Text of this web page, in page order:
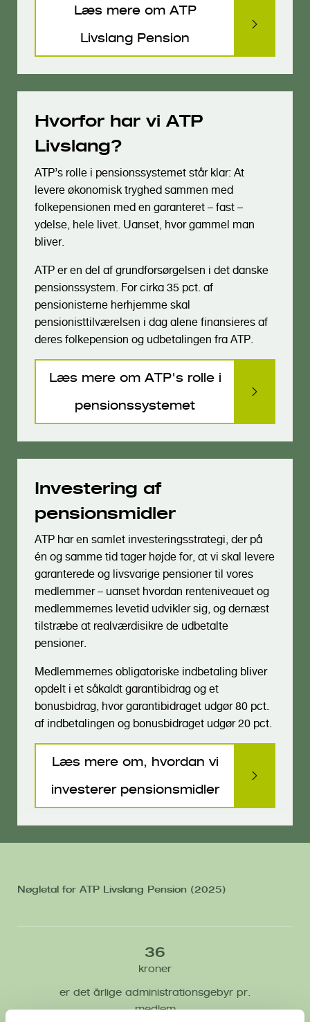
Læs mere om ATP
Livslang Pension
Hvorfor har vi ATP
Livslang?
ATP’s rolle i pensionssystemet står klar: At
levere økonomisk tryghed sammen med
folkepensionen med en garanteret – fast –
ydelse, hele livet. Uanset, hvor gammel man
bliver.
ATP er en del af grundforsørgelsen i det danske
pensionssystem. For cirka 35 pct. af
pensionisterne herhjemme skal
pensionisttilværelsen i dag alene finansieres af
deres folkepension og udbetalingen fra ATP.
Læs mere om ATP's rolle i
pensionssystemet
Investering af
pensionsmidler
ATP har en samlet investeringsstrategi, der på
én og samme tid tager højde for, at vi skal levere
garanterede og livsvarige pensioner til vores
medlemmer – uanset hvordan renteniveauet og
medlemmernes levetid udvikler sig, og dernæst
tilstræbe at realværdisikre de udbetalte
pensioner.
Medlemmernes obligatoriske indbetaling bliver
opdelt i et såkaldt garantibidrag og et
bonusbidrag, hvor garantibidraget udgør 80 pct.
af indbetalingen og bonusbidraget udgør 20 pct.
Læs mere om, hvordan vi
investerer pensionsmidler
Nøgletal for ATP Livslang Pension (2025)
36
kroner
er det årlige administrationsgebyr pr.
medlem